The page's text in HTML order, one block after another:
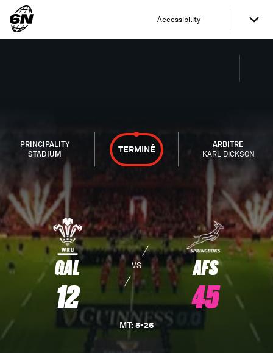
Accessibility
PRINCIPALITY
STADIUM
TERMINÉ
ARBITRE
KARL DICKSON
GAL
12
VS AFS
45
MT: 5-26